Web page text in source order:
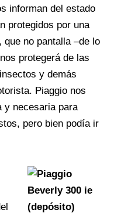
informan del estado
protegidos por una
que no pantalla –de lo
protegerá de las
y demás
Piaggio nos
y necesaria para
pero bien podía ir